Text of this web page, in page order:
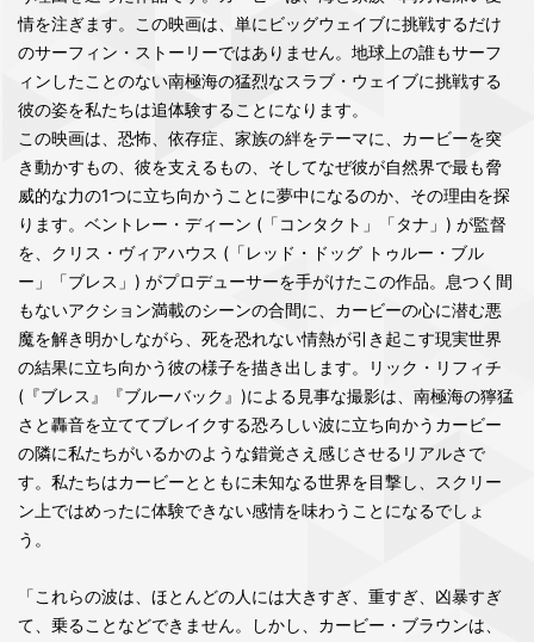
情を注ぎます。この映画は、単にビッグウェイブに挑戦するだけ
のサーフィン・ストーリーではありません。地球上の誰もサーフ
ィンしたことのない南極海の猛烈なスラブ・ウェイブに挑戦する
彼の姿を私たちは追体験することになります。
この映画は、恐怖、依存症、家族の絆をテーマに、カービーを突
き動かすもの、彼を支えるもの、そしてなぜ彼が自然界で最も脅
威的な力の1つに立ち向かうことに夢中になるのか、その理由を探
ります。ベントレー・ディーン (「コンタクト」「タナ」) が監督
を、クリス・ヴィアハウス (「レッド・ドッグ トゥルー・ブル
ー」「ブレス」) がプロデューサーを手がけたこの作品。息つく間
もないアクション満載のシーンの合間に、カービーの心に潜む悪
魔を解き明かしながら、死を恐れない情熱が引き起こす現実世界
の結果に立ち向かう彼の様子を描き出します。リック・リフィチ
(『ブレス』『ブルーバック』)による見事な撮影は、南極海の獰猛
さと轟音を立ててブレイクする恐ろしい波に立ち向かうカービー
の隣に私たちがいるかのような錯覚さえ感じさせるリアルさで
す。私たちはカービーとともに未知なる世界を目撃し、スクリー
ン上ではめったに体験できない感情を味わうことになるでしょ
う。
「これらの波は、ほとんどの人には大きすぎ、重すぎ、凶暴すぎ
て、乗ることなどできません。しかし、カービー・ブラウンは、